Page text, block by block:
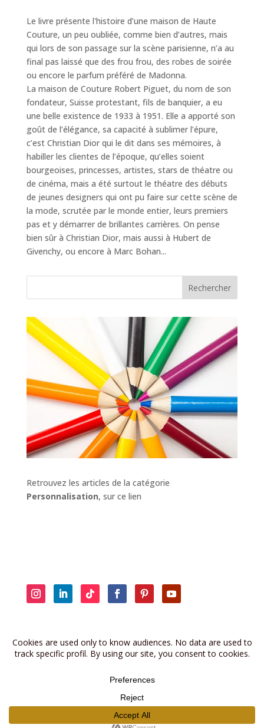
Le livre présente l'histoire d’une maison de Haute
Couture, un peu oubliée, comme bien d’autres, mais
qui lors de son passage sur la scène parisienne, n’a au
final pas laissé que des frou frou, des robes de soirée
ou encore le parfum préféré de Madonna.
La maison de Couture Robert Piguet, du nom de son
fondateur, Suisse protestant, fils de banquier, a eu
une belle existence de 1933 à 1951. Elle a apporté son
goût de l’élégance, sa capacité à sublimer l’épure,
c’est Christian Dior qui le dit dans ses mémoires, à
habiller les clientes de l’époque, qu’elles soient
bourgeoises, princesses, artistes, stars de théatre ou
de cinéma, mais a été surtout le théatre des débuts
de jeunes designers qui ont pu faire sur cette scène de
la mode, scrutée par le monde entier, leurs premiers
pas et y démarrer de brillantes carrières. On pense
bien sûr à Christian Dior, mais aussi à Hubert de
Givenchy, ou encore à Marc Bohan...
Rechercher
Retrouvez les articles de la catégorie
Personnalisation, sur ce lien